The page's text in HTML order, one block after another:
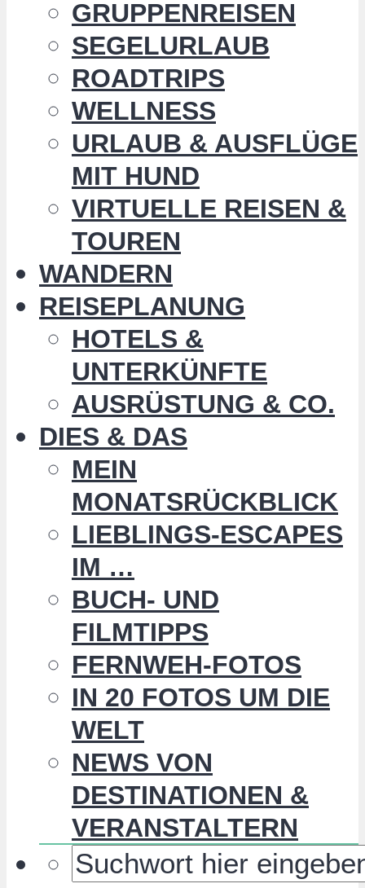
GRUPPENREISEN
SEGELURLAUB
ROADTRIPS
WELLNESS
URLAUB & AUSFLÜGE
MIT HUND
VIRTUELLE REISEN &
TOUREN
WANDERN
REISEPLANUNG
HOTELS &
UNTERKÜNFTE
AUSRÜSTUNG & CO.
DIES & DAS
MEIN
MONATSRÜCKBLICK
LIEBLINGS-ESCAPES
IM …
BUCH- UND
FILMTIPPS
FERNWEH-FOTOS
IN 20 FOTOS UM DIE
WELT
NEWS VON
DESTINATIONEN &
VERANSTALTERN